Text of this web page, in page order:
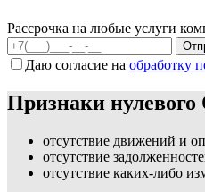
Рассрочка на любые услуги
Даю согласие на обработку
Признаки
отсутствие движений и
отсутствие
отсутствие каких-либо